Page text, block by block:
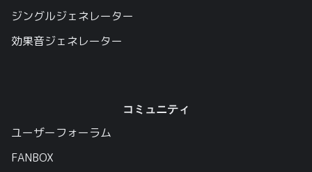
ジングルジェネレーター
効果音ジェネレーター
コミュニティ
ユーザーフォーラム
FANBOX